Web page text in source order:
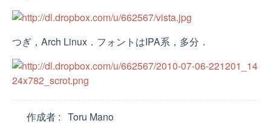
つぎ，Arch Linux．フォントはIPA系，多分．
作成者
Toru Mano